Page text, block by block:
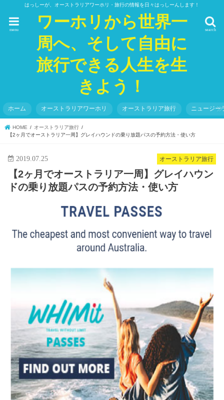
はっしーが、オーストラリアワーホリ・旅行の情報を日々はっしーんします！
ワーホリから世界一
周へ、そして自由に
旅行できる人生を生
きよう！
search
menu
ホーム オーストラリアワーホリ オーストラリア旅行 ニュージー
HOME
オーストラリア旅行
【2ヶ月でオーストラリア一周】グレイハウンドの乗り放題パスの予約方法・使い方
オーストラリア旅行
2019.07.25
【2ヶ月でオーストラリア一周】グレイハウン
ドの乗り放題パスの予約方法・使い方